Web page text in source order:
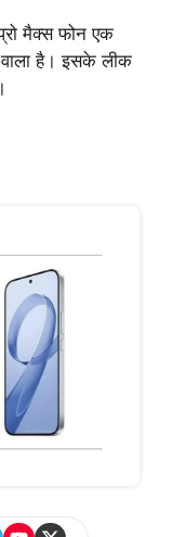
मैक्स फोन एक
वाला है। इसके लीक